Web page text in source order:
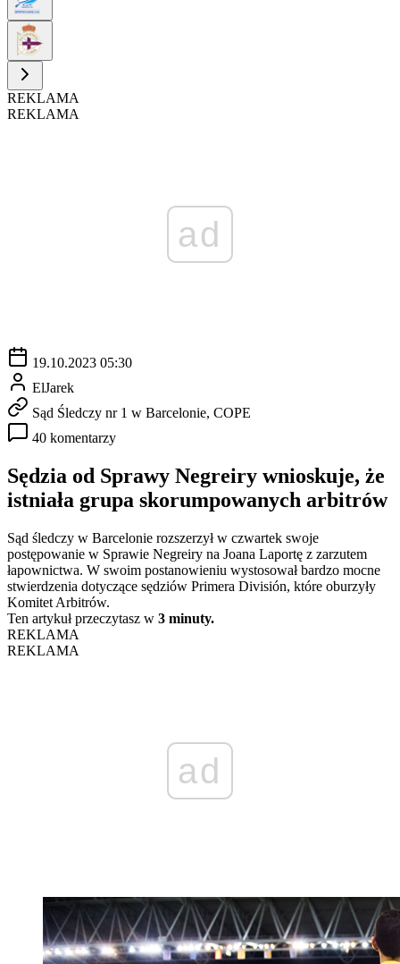
REKLAMA
REKLAMA
ad
19.10.2023 05:30
ElJarek
Sąd Śledczy nr 1 w Barcelonie, COPE
40 komentarzy
Sędzia od Sprawy Negreiry wnioskuje, że
istniała grupa skorumpowanych arbitrów
Sąd śledczy w Barcelonie rozszerzył w czwartek swoje
postępowanie w Sprawie Negreiry na Joana Laportę z zarzutem
łapownictwa. W swoim postanowieniu wystosował bardzo mocne
stwierdzenia dotyczące sędziów Primera División, które oburzyły
Komitet Arbitrów.
Ten artykuł przeczytasz w 3 minuty.
REKLAMA
REKLAMA
ad